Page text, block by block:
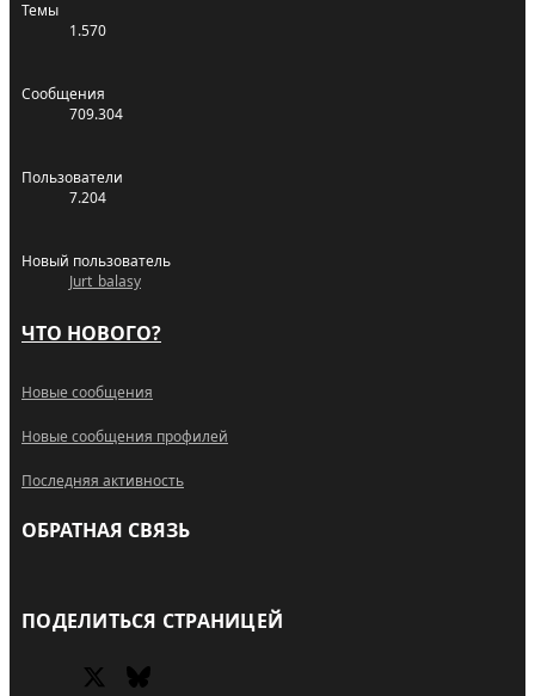
Темы
1.570
Сообщения
709.304
Пользователи
7.204
Новый пользователь
Jurt_balasy
ЧТО НОВОГО?
Новые сообщения
Новые сообщения профилей
Последняя активность
ОБРАТНАЯ СВЯЗЬ
ПОДЕЛИТЬСЯ СТРАНИЦЕЙ
X (Twitter)Bluesky